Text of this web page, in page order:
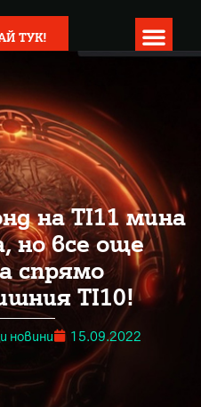
ТУК!
на TI11 мина
но все още
спрямо
TI10!
новини 15.09.2022